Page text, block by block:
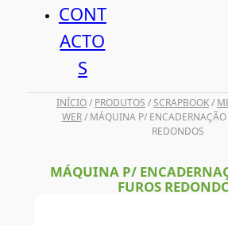
CONT
ACTO
S
INÍCIO/ PRODUTOS /SCRAPBOOK/
WER/ MÁQUINA P/ ENCADERNAÇÃO
REDONDOS
MÁQUINA P/
FUROS